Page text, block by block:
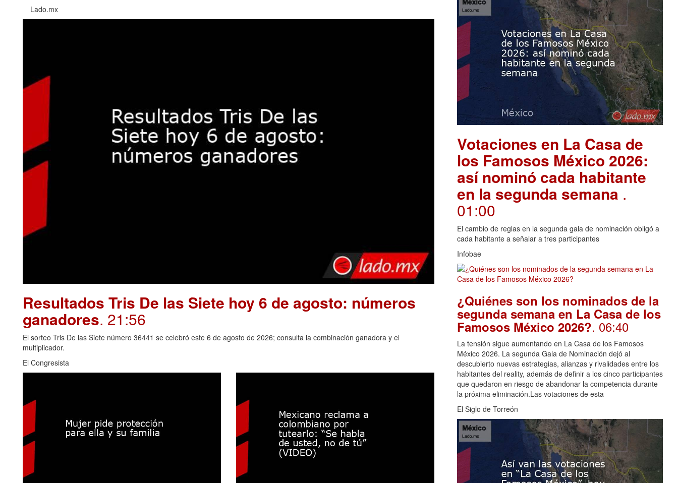
Lado.mx
Resultados Tris De las Siete hoy 6 de agosto: números
ganadores. 21:56
El sorteo Tris De las Siete número 36441 se celebró este 6 de agosto de 2026; consulta la combinación ganadora y el
multiplicador.
El Congresista
Votaciones en La Casa de
los Famosos México 2026:
así nominó cada habitante
en la segunda semana .
01:00
El cambio de reglas en la segunda gala de nominación obligó a
cada habitante a señalar a tres participantes
Infobae
¿Quiénes son los nominados de la
segunda semana en La Casa de los
Famosos México 2026?. 06:40
La tensión sigue aumentando en La Casa de los Famosos
México 2026. La segunda Gala de Nominación dejó al
descubierto nuevas estrategias, alianzas y rivalidades entre los
habitantes del reality, además de definir a los cinco participantes
que quedaron en riesgo de abandonar la competencia durante
la próxima eliminación.Las votaciones de esta
El Siglo de Torreón